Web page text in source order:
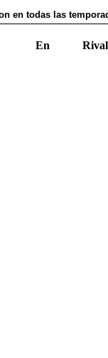
en todas las
En Rival